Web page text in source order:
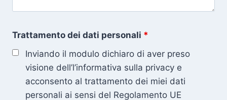
Trattamento dei dati personali *
Inviando il modulo dichiaro di aver preso
visione dell’l’informativa sulla privacy e
acconsento al trattamento dei miei dati
personali ai sensi del Regolamento UE